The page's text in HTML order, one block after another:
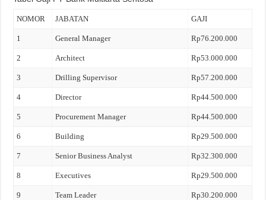
NOMOR JABATAN GAJI
1 General Manager Rp76.200.000
2 Architect Rp53.000.000
3 Drilling Supervisor Rp57.200.000
4 Director Rp44.500.000
5 Procurement Manager Rp44.500.000
6 Building Rp29.500.000
7 Senior Business Analyst Rp32.300.000
8 Executives Rp29.500.000
9 Team Leader Rp30.200.000